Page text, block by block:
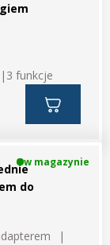
3 funkcje
do
w magazynie